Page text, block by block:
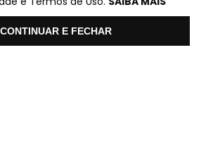
✆ (11) 3014-0507
CONTINUAR E FECHAR